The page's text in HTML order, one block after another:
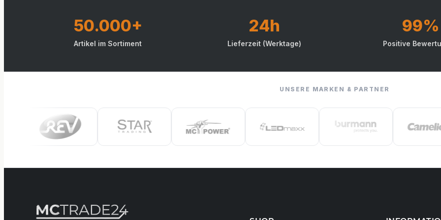
50.000+
Artikel im Sortiment
24h
Lieferzeit (Werktage)
99%
Positive
UNSERE MARKEN & PARTNER